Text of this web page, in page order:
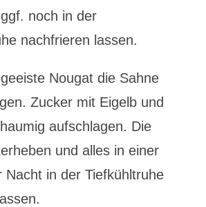
noch in der
nachfrieren lassen.
Nougat die Sahne
Zucker mit Eigelb und
aufschlagen. Die
und alles in einer
Nacht in der Tiefkühltruhe